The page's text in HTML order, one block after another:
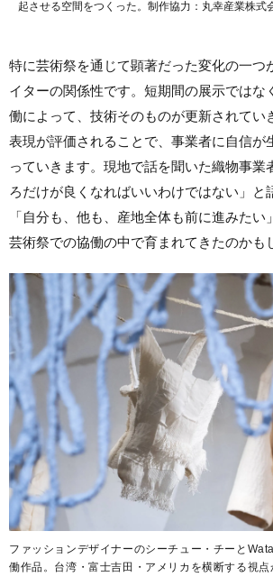
起させる空間をつくった。制作協力：丸幸産業株式
特に芸術祭を通じて顕著だった変化の一つ
イターの関係性です。短期間の展示ではな
働によって、技術そのものが更新されてい
表現が評価されることで、事業者に自信が
っていきます。現地で話を聞いた織物事業
ろだけが良くなればいいわけではない」と
「自分も、他も、産地全体も前に進みたい
芸術祭での協働の中で育まれてきたのかも
ファッションデザイナーのシーチュー・チーと
働作品。台湾・富士吉田・アメリカを横断する視点